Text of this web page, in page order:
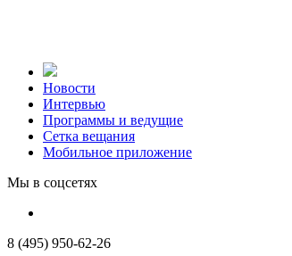
Новости
Интервью
Программы и ведущие
Сетка вещания
Мобильное приложение
Мы в соцсетях
8 (495) 950-62-26